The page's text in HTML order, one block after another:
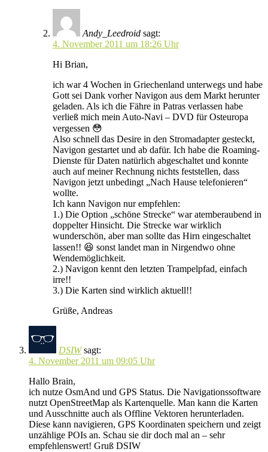
Andy_Leedroid sagt:
4. November 2011 um 18:26 Uhr
Hi Brian,
ich war 4 Wochen in Griechenland unterwegs und habe
Gott sei Dank vorher Navigon aus dem Markt herunter
geladen. Als ich die Fähre in Patras verlassen habe
verließ mich mein Auto-Navi – DVD für Osteuropa
vergessen 😳
Also schnell das Desire in den Stromadapter gesteckt,
Navigon gestartet und ab dafür. Ich habe die Roaming-
Dienste für Daten natürlich abgeschaltet und konnte
auch auf meiner Rechnung nichts feststellen, dass
Navigon jetzt unbedingt „Nach Hause telefonieren“
wollte.
Ich kann Navigon nur empfehlen:
1.) Die Option „schöne Strecke“ war atemberaubend in
doppelter Hinsicht. Die Strecke war wirklich
wunderschön, aber man sollte das Hirn eingeschaltet
lassen!! 😆 sonst landet man in Nirgendwo ohne
Wendemöglichkeit.
2.) Navigon kennt den letzten Trampelpfad, einfach
irre!!
3.) Die Karten sind wirklich aktuell!!
Grüße, Andreas
DSIW sagt:
4. November 2011 um 09:05 Uhr
Hallo Brain,
ich nutze OsmAnd und GPS Status. Die Navigationssoftware
nutzt OpenStreetMap als Kartenquelle. Man kann die Karten
und Ausschnitte auch als Offline Vektoren herunterladen.
Diese kann navigieren, GPS Koordinaten speichern und zeigt
unzählige POIs an. Schau sie dir doch mal an – sehr
empfehlenswert! Gruß DSIW